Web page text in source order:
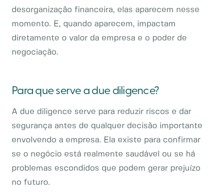
desorganização financeira, elas aparecem nesse
momento. E, quando aparecem, impactam
diretamente o valor da empresa e o poder de
negociação.
Para que serve a due diligence?
A due diligence serve para reduzir riscos e dar
segurança antes de qualquer decisão importante
envolvendo a empresa. Ela existe para confirmar
se o negócio está realmente saudável ou se há
problemas escondidos que podem gerar prejuízo
no futuro.